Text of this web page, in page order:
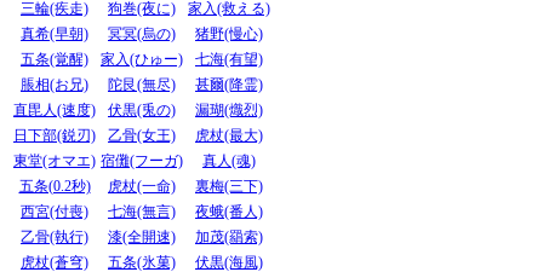
三輪(疾走)
狗巻(夜に)
家入(救える)
真希(早朝)
冥冥(烏の)
猪野(慢心)
五条(覚醒)
家入(ひゅー)
七海(有望)
脹相(お兄)
陀艮(無尽)
甚爾(降霊)
直毘人(速度)
伏黒(兎の)
漏瑚(熾烈)
日下部(鋭刃)
乙骨(女王)
虎杖(最大)
東堂(オマエ) 宿儺(フーガ)
真人(魂)
五条(0.2秒)
虎杖(一命)
裏梅(三下)
西宮(付喪)
七海(無言)
夜蛾(番人)
乙骨(執行)
漆(全開速)
加茂(羂索)
虎杖(蒼穹)
五条(氷菓)
伏黒(海風)